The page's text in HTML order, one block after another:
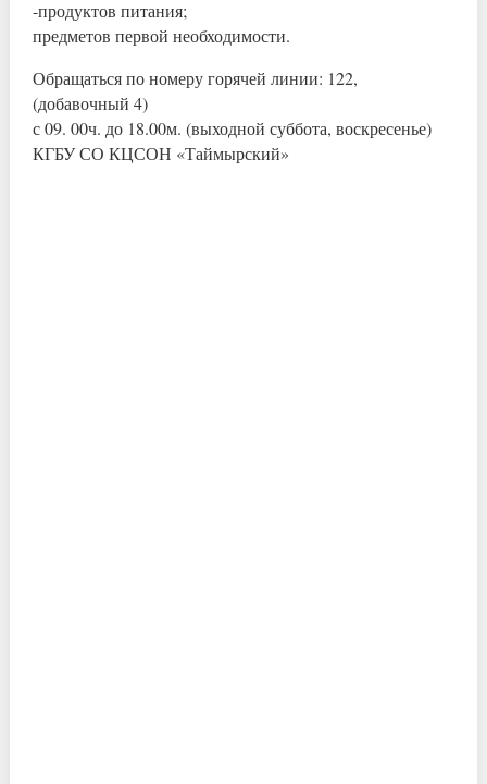
-продуктов питания;
предметов первой необходимости.
Обращаться по номеру горячей линии: 122,
(добавочный 4)
с 09. 00ч. до 18.00м. (выходной суббота, воскресенье)
КГБУ СО КЦСОН «Таймырский»